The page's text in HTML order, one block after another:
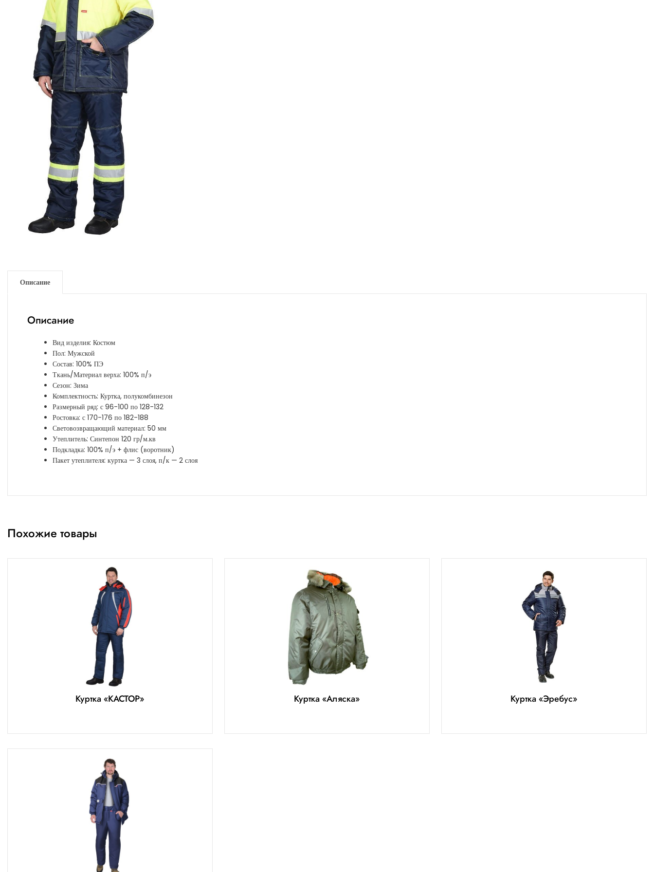
Описание
Описание
Вид изделия: Костюм
Пол: Мужской
Состав: 100% ПЭ
Ткань/Материал верха: 100% п/э
Сезон: Зима
Комплектность: Куртка, полукомбинезон
Размерный ряд: с 96-100 по 128-132
Ростовка: с 170-176 по 182-188
Световозвращающий материал: 50 мм
Утеплитель: Синтепон 120 гр/м.кв
Подкладка: 100% п/э + флис (воротник)
Пакет утеплителя: куртка — 3 слоя, п/к — 2 слоя
Похожие товары
Куртка «КАСТОР» Куртка «Аляска» Куртка «Эребус»